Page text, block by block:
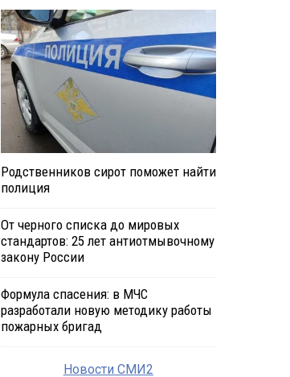
Родственников сирот поможет найти
полиция
От черного списка до мировых
стандартов: 25 лет антиотмывочному
закону России
Формула спасения: в МЧС
разработали новую методику работы
пожарных бригад
Новости СМИ2